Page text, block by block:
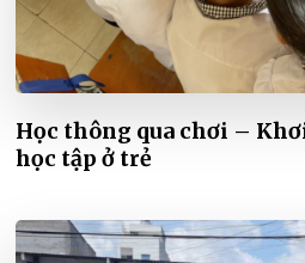
Học thông qua chơi –
học tập ở trẻ